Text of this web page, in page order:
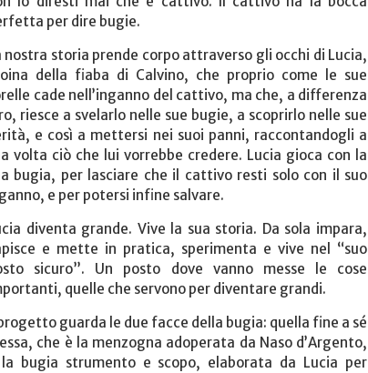
per dire bugie.
nostra storia prende corpo attraverso gli occhi di Lucia,
della fiaba di Calvino, che proprio come le sue
cade nell’inganno del cattivo, ma che, a differenza
riesce a svelarlo nelle sue bugie, a scoprirlo nelle sue
e così a mettersi nei suoi panni, raccontandogli a
volta ciò che lui vorrebbe credere. Lucia gioca con la
bugia, per lasciare che il cattivo resti solo con il suo
e per potersi infine salvare.
diventa grande. Vive la sua storia. Da sola impara,
e mette in pratica, sperimenta e vive nel “suo
sicuro”. Un posto dove vanno messe le cose
quelle che servono per diventare grandi.
progetto guarda le due facce della bugia: quella fine a sé
che è la menzogna adoperata da Naso d’Argento,
bugia strumento e scopo, elaborata da Lucia per